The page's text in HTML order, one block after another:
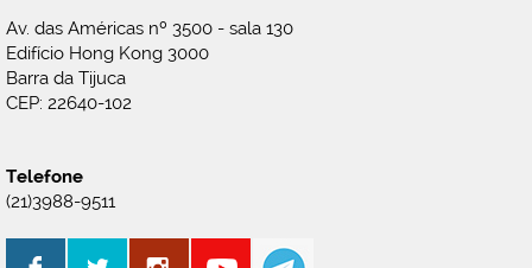
Av. das Américas nº 3500 - sala 130
Edifício Hong Kong 3000
Barra da Tijuca
CEP: 22640-102
Telefone
(21)3988-9511